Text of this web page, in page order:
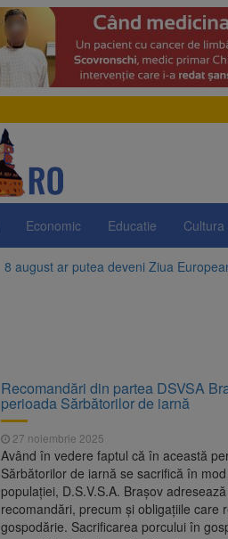
Economic Educatie Cultura
8 august ar putea deveni Ziua
Ungaria renunță la apelul pentru
Asociația Română pentru Iluminat
Trafic blocat pe DN1E Brașov –
Se schimbă examenul de medic
Recomandări din partea DSVSA
perioada Sărbătorilor de iarnă
27 noiembrie 2025
Având în vedere faptul că în această
Sărbătorilor de iarnă se sacrifică în
populației, D.S.V.S.A. Brașov
recomandări, precum și obligațiile care
gospodărie. Sacrificarea porcului în